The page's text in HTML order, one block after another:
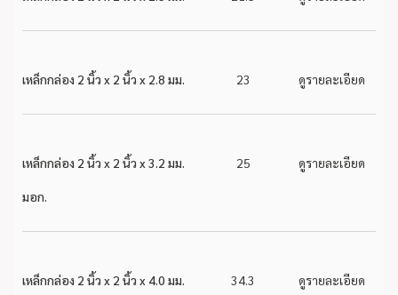
เหล็กกล่อง 2 นิ้ว x 2 นิ้ว x 2.8 มม. 23 ดูรายละเอียด
เหล็กกล่อง 2 นิ้ว x 2 นิ้ว x 3.2 มม.
มอก.
25 ดูรายละเอียด
เหล็กกล่อง 2 นิ้ว x 2 นิ้ว x 4.0 มม. 34.3 ดูรายละเอียด